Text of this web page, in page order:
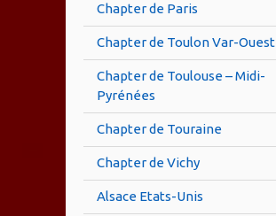
Chapter de Paris
Chapter de Toulon Var-Ouest
Chapter de Toulouse – Midi-
Pyrénées
Chapter de Touraine
Chapter de Vichy
Alsace Etats-Unis